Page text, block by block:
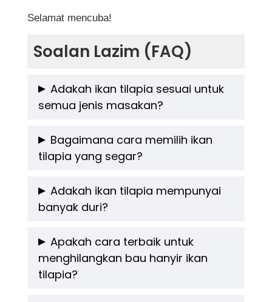
Selamat mencuba!
Soalan Lazim (FAQ)
Adakah ikan tilapia sesuai untuk
semua jenis masakan?
Ya, ikan tilapia boleh dimasak dengan
pelbagai cara, termasuk goreng, kukus,
yang sangat fleksibel untuk pelbagai jenis
masakan.
Bagaimana cara memilih ikan
tilapia yang segar?
Pilih ikan tilapia yang mempunyai mata yang
jernih, insang merah terang, dan badan yang
memastikan kesegarannya.
Adakah ikan tilapia mempunyai
banyak duri?
Ikan tilapia mempunyai duri yang sederhana
banyak, tetapi ia mudah dikeluarkan semasa
proses penyediaan dan tidak terlalu
Apakah cara terbaik untuk
menghilangkan bau hanyir ikan
tilapia?